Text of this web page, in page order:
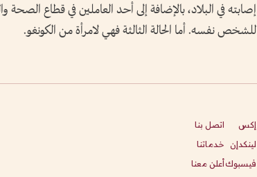
إصابته ⁠في البلاد، بالإضافة ​إلى ⁠أحد العاملين في ⁠قطاع الصحة
للشخص نفسه. أما الحالة ‌الثالثة فهي لامرأة ​من الكونغو.
إكس
لينكدإن
فيسبوك
اتصل بنا
خدماتنا
أعلن معنا